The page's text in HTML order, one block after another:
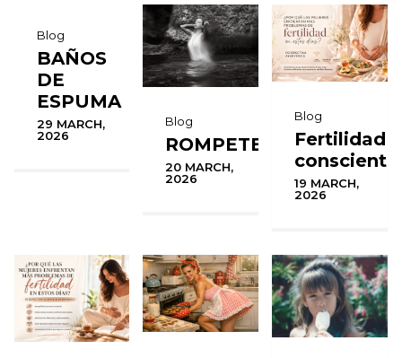
Blog
BAÑOS
DE
ESPUMA
29 MARCH,
2026
Blog
ROMPETE
20 MARCH,
2026
Blog
Fertilidad
consciente
19 MARCH,
2026